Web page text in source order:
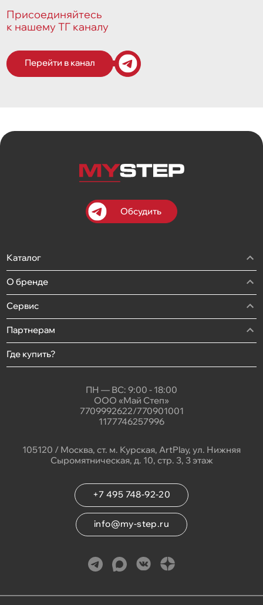
Присоединяйтесь
к нашему ТГ каналу
Перейти в канал
Обсудить
Каталог
О бренде
Сервис
Партнерам
Где купить?
ПН — ВС: 9:00 - 18:00
ООО «Май Степ»
7709992622/770901001
1177746257996
105120 / Москва, ст. м. Курская, ArtPlay, ул. Нижняя
Сыромятническая, д. 10, стр. 3, 3 этаж
+7 495 748-92-20
info@my-step.ru